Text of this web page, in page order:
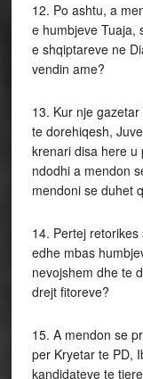
12. Po ashtu, a
e humbjeve Tuaja,
e shqiptareve ne
vendin ame?
13. Kur nje
te dorehiqesh,
krenari disa here u
ndodhi a mendon
mendoni se duhet
14. Pertej
edhe mbas
nevojshem dhe te
drejt fitoreve?
15. A mendon se
per Kryetar te PD,
kandidateve te